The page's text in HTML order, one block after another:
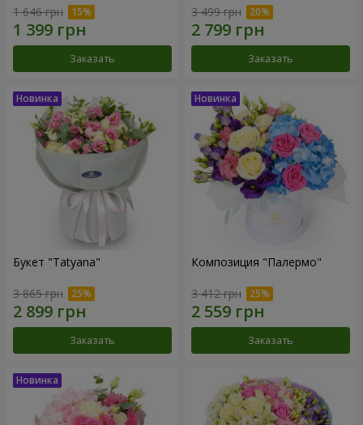
1 646 грн
Заказать
3 499 грн
Заказать
Букет "Tatyana"
3 865 грн
Заказать
Композиция "Палермо"
3 412 грн
Заказать